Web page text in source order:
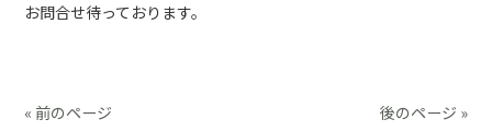
お問合せ待っております。
« 前のページ 後のページ »